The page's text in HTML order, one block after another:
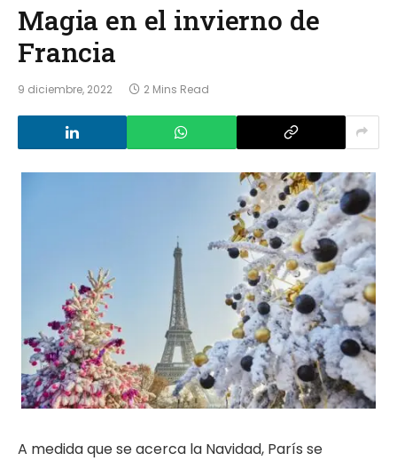
Magia en el invierno de
Francia
9 diciembre, 2022 2 Mins Read
A medida que se acerca la Navidad, París se